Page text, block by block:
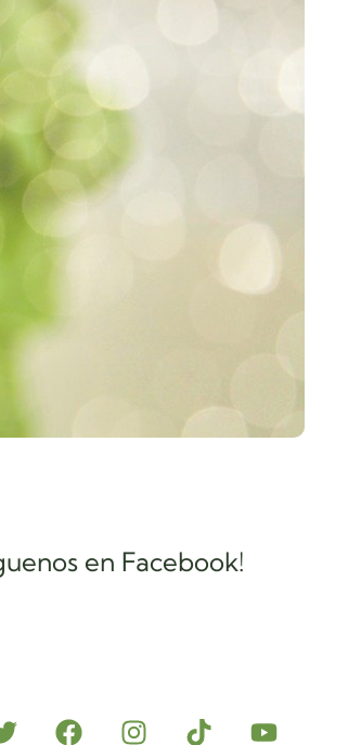
en Facebook!